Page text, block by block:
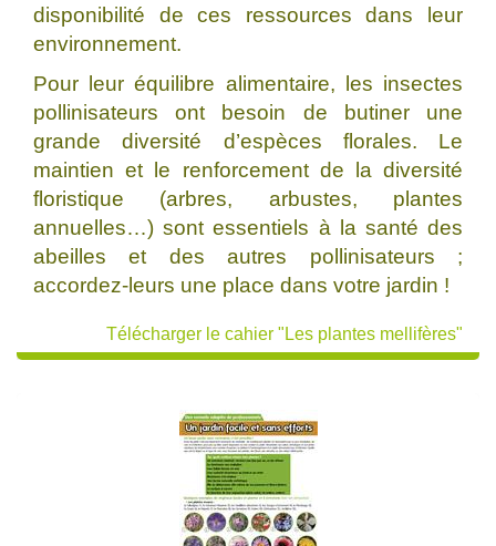
disponibilité de ces ressources dans leur
environnement.
Pour leur équilibre alimentaire, les insectes
pollinisateurs ont besoin de butiner une
grande diversité d’espèces florales. Le
maintien et le renforcement de la diversité
floristique (arbres, arbustes, plantes
annuelles…) sont essentiels à la santé des
abeilles et des autres pollinisateurs ;
accordez-leurs une place dans votre jardin !
Télécharger le cahier "Les plantes mellifères"